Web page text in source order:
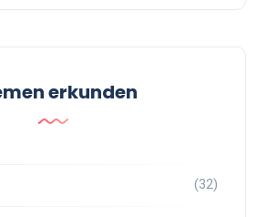
erkunden
(32)